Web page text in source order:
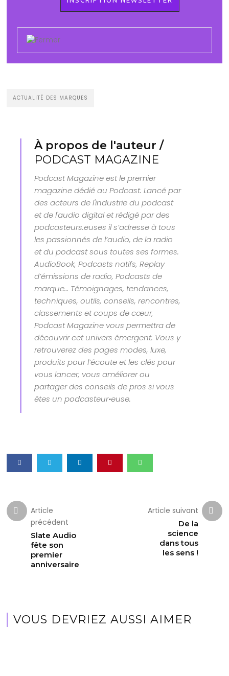
ACTUALITÉ DES MARQUES
À propos de l'auteur /
PODCAST MAGAZINE
Podcast Magazine est le premier
magazine dédié au Podcast. Lancé par
des acteurs de l'industrie du podcast
et de l'audio digital et rédigé par des
podcasteurs.euses il s’adresse à tous
les passionnés de l’audio, de la radio
et du podcast sous toutes ses formes.
AudioBook, Podcasts natifs, Replay
d’émissions de radio, Podcasts de
marque… Témoignages, tendances,
techniques, outils, conseils, rencontres,
classements et coups de cœur,
Podcast Magazine vous permettra de
découvrir cet univers émergent. Vous y
retrouverez des pages modes, luxe,
produits pour l’écoute et les clés pour
vous lancer, vous améliorer ou
partager des conseils de pros si vous
êtes un podcasteur•euse.
Article
précédent
Slate Audio
fête son
premier
anniversaire
Article suivant
De la
science
dans tous
les sens !
VOUS DEVRIEZ AUSSI AIMER